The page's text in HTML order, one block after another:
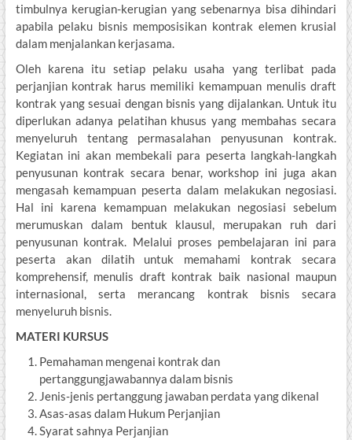
timbulnya kerugian-kerugian yang sebenarnya bisa dihindari
apabila pelaku bisnis memposisikan kontrak elemen krusial
dalam menjalankan kerjasama.
Oleh karena itu setiap pelaku usaha yang terlibat pada
perjanjian kontrak harus memiliki kemampuan menulis draft
kontrak yang sesuai dengan bisnis yang dijalankan. Untuk itu
diperlukan adanya pelatihan khusus yang membahas secara
menyeluruh tentang permasalahan penyusunan kontrak.
Kegiatan ini akan membekali para peserta langkah-langkah
penyusunan kontrak secara benar, workshop ini juga akan
mengasah kemampuan peserta dalam melakukan negosiasi.
Hal ini karena kemampuan melakukan negosiasi sebelum
merumuskan dalam bentuk klausul, merupakan ruh dari
penyusunan kontrak. Melalui proses pembelajaran ini para
peserta akan dilatih untuk memahami kontrak secara
komprehensif, menulis draft kontrak baik nasional maupun
internasional, serta merancang kontrak bisnis secara
menyeluruh bisnis.
MATERI KURSUS
Pemahaman mengenai kontrak dan
pertanggungjawabannya dalam bisnis
Jenis‐jenis pertanggung jawaban perdata yang dikenal
Asas‐asas dalam Hukum Perjanjian
Syarat sahnya Perjanjian